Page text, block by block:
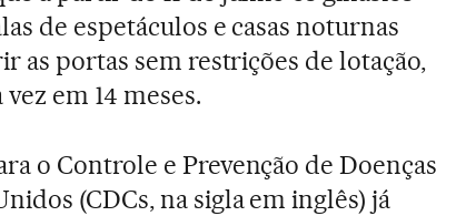
de espetáculos e casas noturnas
as portas sem restrições de lotação,
em 14 meses.
o Controle e Prevenção de Doenças
(CDCs, na sigla em inglês) já